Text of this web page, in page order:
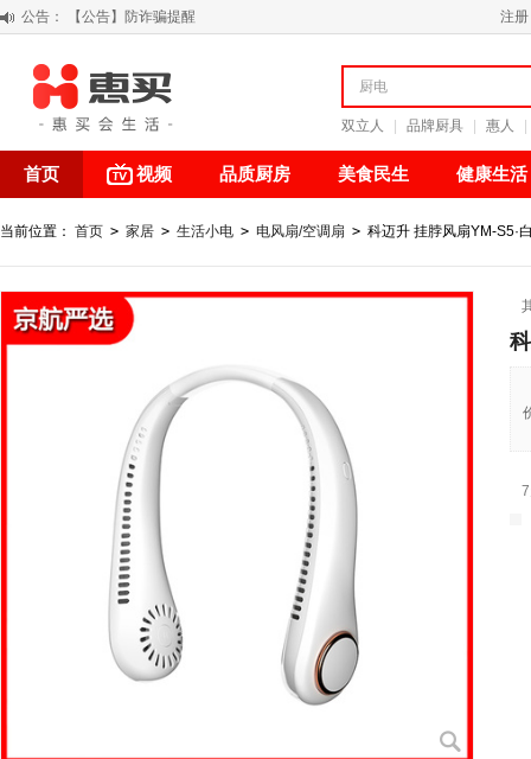
公告：
【积分调整公告】
关于假冒我公司“惠买小程序“的声明
【公告】防诈骗提醒
注册
双立人 品牌厨具 惠人
首页 视频 品质厨房 美食民生 健康生活
当前位置： 首页 > 家居 > 生活小电 > 电风扇/空调扇 > 科迈升 挂脖风扇YM-S5·